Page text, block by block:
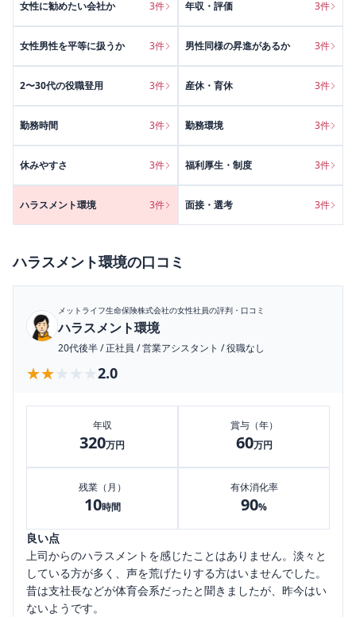
女性に勧めたい会社か 3件 年収・評価 3件
女性男性を平等に扱うか 3件 男性同様の昇進があるか 3件
2〜30代の役職登用 3件 産休・育休 3件
勤務時間 3件 勤務環境 3件
休みやすさ 3件 福利厚生・制度 3件
ハラスメント環境 3件 面接・選考 3件
ハラスメント環境の口コミ
メットライフ生命保険株式会社の女性社員の評判・口コミ
ハラスメント環境
20代後半/正社員 /営業アシスタント /役職なし
★★★★★
★★★★★ 2.0
年収
320万円
賞与（年）
60万円
残業（月）
10時間
有休消化率
90%
良い点
上司からのハラスメントを感じたことはありません。淡々と
している方が多く、声を荒げたりする方はいませんでした。
昔は支社長などが体育会系だったと聞きましたが、昨今はい
ないようです。